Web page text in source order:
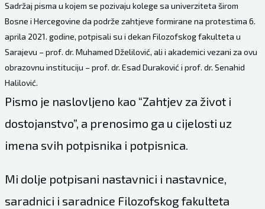
Sadržaj pisma u kojem se pozivaju kolege sa univerziteta širom
Bosne i Hercegovine da podrže zahtjeve formirane na protestima 6.
aprila 2021. godine, potpisali su i dekan Filozofskog fakulteta u
Sarajevu – prof. dr. Muhamed Dželilović, ali i akademici vezani za ovu
obrazovnu instituciju – prof. dr. Esad Duraković i prof. dr. Senahid
Halilović.
Pismo je naslovljeno kao “Zahtjev za život i
dostojanstvo”, a prenosimo ga u cijelosti uz
imena svih potpisnika i potpisnica.
Mi dolje potpisani nastavnici i nastavnice,
saradnici i saradnice Filozofskog fakulteta